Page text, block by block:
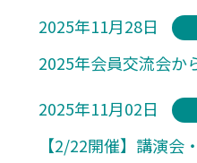
2025年11月28日
2025年会員交流会か
2025年11月02日
【2/22開催】講演会